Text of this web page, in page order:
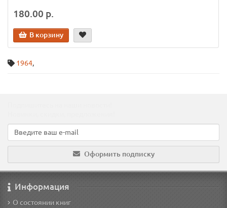
180.00 р.
В корзину
1964,
Оформить подписку
Информация
О состоянии книг